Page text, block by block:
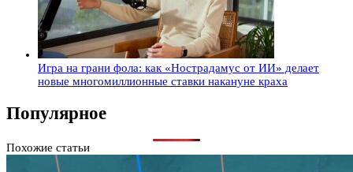
Игра на грани фола: как «Нострадамус от ИИ» делает
новые многомиллионные ставки накануне краха
Популярное
Похожие статьи